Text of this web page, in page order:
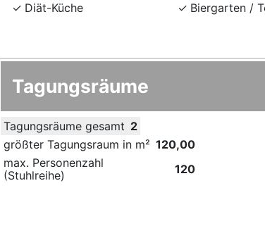
Diät-Küche
Biergarten /
Tagungsräume
Tagungsräume gesamt 2
größter Tagungsraum in m² 120,00
max. Personenzahl
(Stuhlreihe)
120